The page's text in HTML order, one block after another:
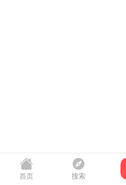
首页 搜索